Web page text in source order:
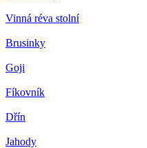
Vinná réva stolní
Brusinky
Goji
Fíkovník
Dřín
Jahody